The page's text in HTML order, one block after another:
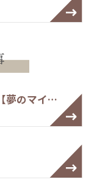
夢のマイ…